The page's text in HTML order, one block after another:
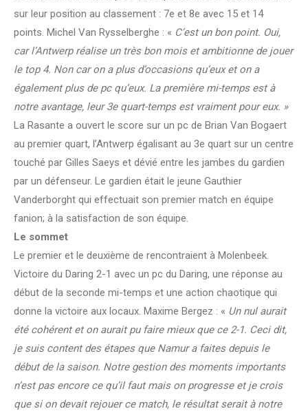
sur leur position au classement : 7e et 8e avec 15 et 14
points. Michel Van Rysselberghe : « C’est un bon point. Oui,
car l’Antwerp réalise un très bon mois et ambitionne de jouer
le top 4. Non car on a plus d’occasions qu’eux et on a
également plus de pc qu’eux. La première mi-temps est à
notre avantage, leur 3e quart-temps est vraiment pour eux. »
La Rasante a ouvert le score sur un pc de Brian Van Bogaert
au premier quart, l’Antwerp égalisant au 3e quart sur un centre
touché par Gilles Saeys et dévié entre les jambes du gardien
par un défenseur. Le gardien était le jeune Gauthier
Vanderborght qui effectuait son premier match en équipe
fanion; à la satisfaction de son équipe.
Le sommet
Le premier et le deuxième de rencontraient à Molenbeek.
Victoire du Daring 2-1 avec un pc du Daring, une réponse au
début de la seconde mi-temps et une action chaotique qui
donne la victoire aux locaux. Maxime Bergez : « Un nul aurait
été cohérent et on aurait pu faire mieux que ce 2-1. Ceci dit,
je suis content des étapes que Namur a faites depuis le
début de la saison. Notre gestion des moments importants
n’est pas encore ce qu’il faut mais on progresse et je crois
que si on devait rejouer ce match, le résultat serait à notre